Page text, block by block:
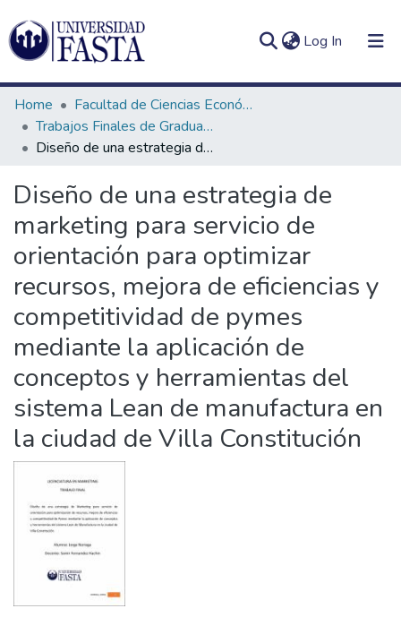
Log In (current)
Communities
&
Collections
All of DSpace
In(current)
Home
Facultad de Ciencias Económicas
Trabajos Finales de Graduación de Licenciatura en Marketing
Diseño de una estrategia de marketing para servicio de orientación para optimizar recursos, mejora de eficiencias y competitividad de pymes mediante la aplicación de conceptos y herramientas del sistema Lean de manufactura en la ciudad de Villa Constitución
Diseño de una estrategia de
marketing para servicio de
orientación para optimizar
recursos, mejora de eficiencias y
competitividad de pymes
mediante la aplicación de
conceptos y herramientas del
sistema Lean de manufactura en
la ciudad de Villa Constitución